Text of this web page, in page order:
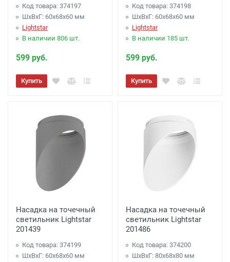
Код товара: 374197
ШхВхГ: 60x68x60 мм
Lightstar
В наличии 806 шт.
599 руб.
Купить
Код товара: 374198
ШхВхГ: 60x68x60 мм
Lightstar
В наличии 185 шт.
599 руб.
Купить
Насадка на точечный
светильник Lightstar
201439
Код товара: 374199
ШхВхГ: 60x68x60 мм
Насадка на точечный
светильник Lightstar
201486
Код товара: 374200
ШхВхГ: 80x68x80 мм